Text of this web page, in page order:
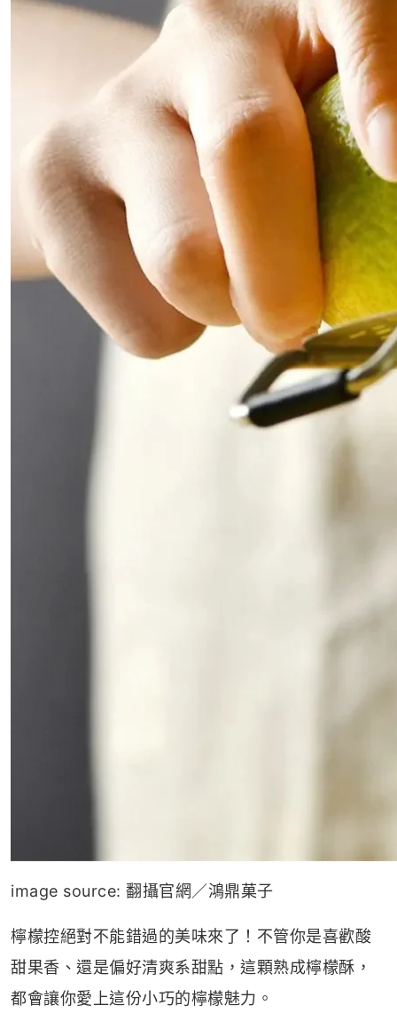
image source: 翻攝官網／鴻鼎菓子
檸檬控絕對不能錯過的美味來了！不管你是喜歡酸
甜果香、還是偏好清爽系甜點，這顆熟成檸檬酥，
都會讓你愛上這份小巧的檸檬魅力。